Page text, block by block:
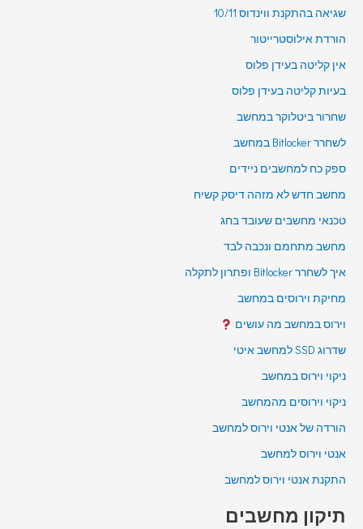
שגיאה בהתקנת ווינדוס 10/11
הורדת אילוסטרייטור
אין קליטה בעידן פלוס
בעיות קליטה בעידן פלוס
שחרור ביטלוקר במחשב
לשחרר Bitlocker במחשב
ספק כח למחשבים ניידים
מחשב חדש לא מזהה דיסק קשיח
טכנאי מחשבים שעובד בחג
מחשב מתחמם ונכבה לבד
איך לשחרר Bitlocker ופתרון לתקלה
מחיקת וירוסים במחשב
וירוס במחשב מה עושים
שדרוג SSD למחשב איטי
ניקוי וירוס במחשב
ניקוי וירוסים מהמחשב
הורדה של אנטי וירוס למחשב
אנטי וירוס למחשב
התקנת אנטי וירוס למחשב
תיקון מחשבים